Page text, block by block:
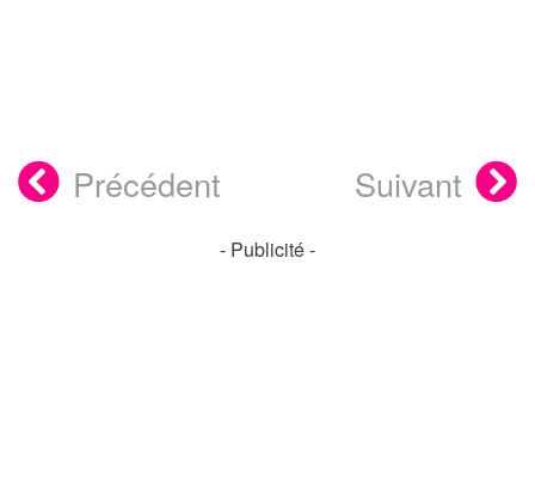
Précédent Suivant
- Publicité -